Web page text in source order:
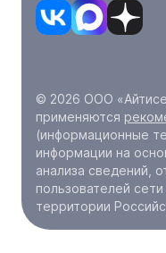
© 2026 ООО
применяются
(информационные
информации на
анализа сведений,
пользователей
территории